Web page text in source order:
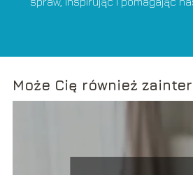
Może Cię również